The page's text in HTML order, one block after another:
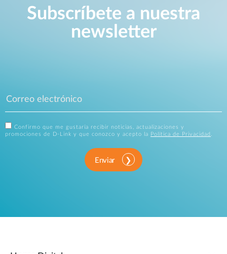
Subscríbete a nuestra
newsletter
Confirmo que me gustaría recibir noticias, actualizaciones y
promociones de D-Link y que conozco y acepto la
Política de Privacidad .
Enviar